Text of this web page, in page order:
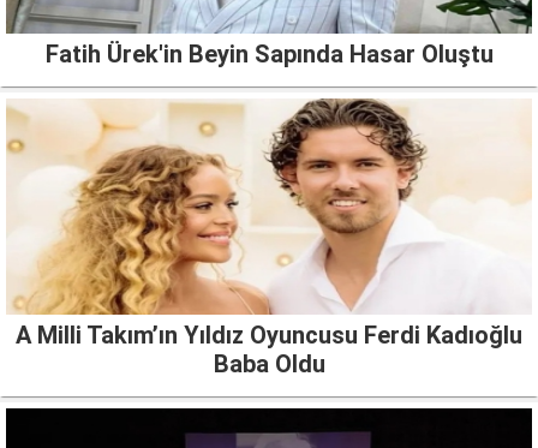
Fatih Ürek'in Beyin Sapında Hasar Oluştu
A Milli Takım’ın Yıldız Oyuncusu Ferdi Kadıoğlu
Baba Oldu